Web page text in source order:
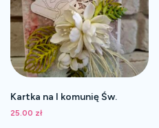
Kartka na I komunię Św.
25.00 zł